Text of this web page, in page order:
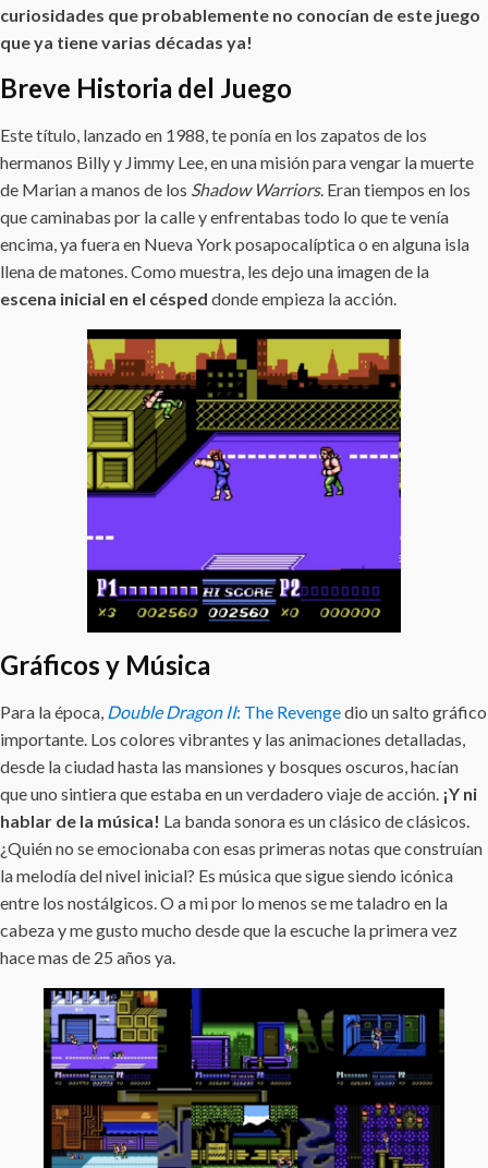
curiosidades que probablemente no conocían de este juego
que ya tiene varias décadas ya!
Breve Historia del Juego
Este título, lanzado en 1988, te ponía en los zapatos de los
hermanos Billy y Jimmy Lee, en una misión para vengar la muerte
de Marian a manos de los Shadow Warriors. Eran tiempos en los
que caminabas por la calle y enfrentabas todo lo que te venía
encima, ya fuera en Nueva York posapocalíptica o en alguna isla
llena de matones. Como muestra, les dejo una imagen de la
escena inicial en el césped donde empieza la acción.
Gráficos y Música
Para la época, Double Dragon II: The Revengedio un salto gráfico
importante. Los colores vibrantes y las animaciones detalladas,
desde la ciudad hasta las mansiones y bosques oscuros, hacían
que uno sintiera que estaba en un verdadero viaje de acción. ¡Y ni
hablar de la música! La banda sonora es un clásico de clásicos.
¿Quién no se emocionaba con esas primeras notas que construían
la melodía del nivel inicial? Es música que sigue siendo icónica
entre los nostálgicos. O a mi por lo menos se me taladro en la
cabeza y me gusto mucho desde que la escuche la primera vez
hace mas de 25 años ya.